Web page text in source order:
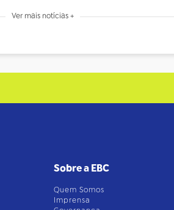
Ver mais notícias +
Sobre a EBC
Quem Somos
Imprensa